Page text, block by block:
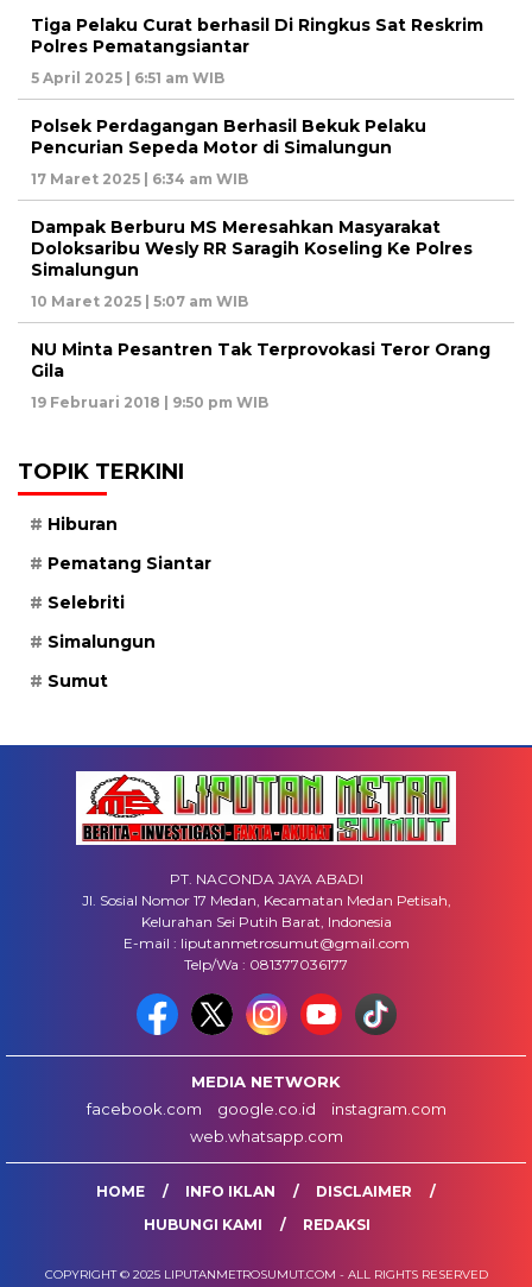
Tiga Pelaku Curat berhasil Di Ringkus Sat Reskrim
Polres Pematangsiantar
5 April 2025 | 6:51 am WIB
Polsek Perdagangan Berhasil Bekuk Pelaku
Pencurian Sepeda Motor di Simalungun
17 Maret 2025 | 6:34 am WIB
Dampak Berburu MS Meresahkan Masyarakat
Doloksaribu Wesly RR Saragih Koseling Ke Polres
Simalungun
10 Maret 2025 | 5:07 am WIB
NU Minta Pesantren Tak Terprovokasi Teror Orang
Gila
19 Februari 2018 | 9:50 pm WIB
TOPIK TERKINI
Hiburan
Pematang Siantar
Selebriti
Simalungun
Sumut
PT. NACONDA JAYA ABADI
Jl. Sosial Nomor 17 Medan, Kecamatan Medan Petisah,
Kelurahan Sei Putih Barat, Indonesia
E-mail : liputanmetrosumut@gmail.com
Telp/Wa : 081377036177
MEDIA NETWORK
facebook.com
google.co.id
instagram.com
web.whatsapp.com
HOME INFO IKLAN
DISCLAIMER
HUBUNGI KAMI
REDAKSI
COPYRIGHT © 2025 LIPUTANMETROSUMUT.COM - ALL RIGHTS RESERVED